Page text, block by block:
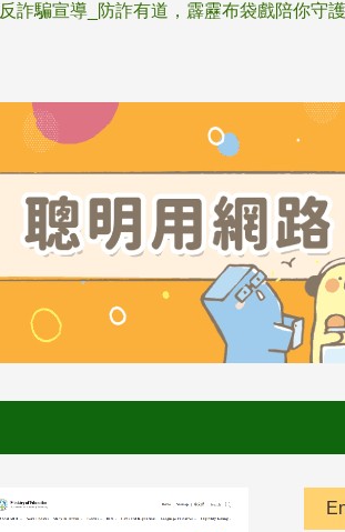
反詐騙宣導_防詐有道，霹靂布袋戲陪你守